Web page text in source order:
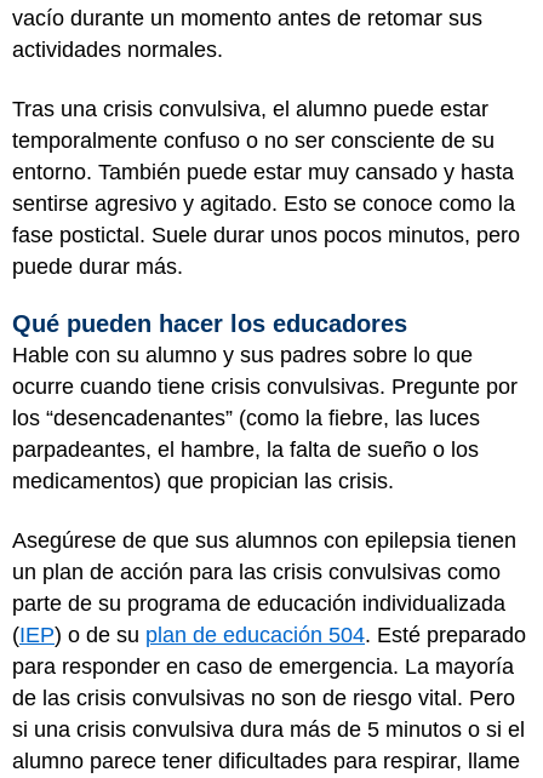
vacío durante un momento antes de retomar sus
actividades normales.
Tras una crisis convulsiva, el alumno puede estar
temporalmente confuso o no ser consciente de su
entorno. También puede estar muy cansado y hasta
sentirse agresivo y agitado. Esto se conoce como la
fase postictal. Suele durar unos pocos minutos, pero
puede durar más.
Qué pueden hacer los educadores
Hable con su alumno y sus padres sobre lo que
ocurre cuando tiene crisis convulsivas. Pregunte por
los “desencadenantes” (como la fiebre, las luces
parpadeantes, el hambre, la falta de sueño o los
medicamentos) que propician las crisis.
Asegúrese de que sus alumnos con epilepsia tienen
un plan de acción para las crisis convulsivas como
parte de su programa de educación individualizada
(IEP) o de su plan de educación 504. Esté preparado
para responder en caso de emergencia. La mayoría
de las crisis convulsivas no son de riesgo vital. Pero
si una crisis convulsiva dura más de 5 minutos o si el
alumno parece tener dificultades para respirar, llame